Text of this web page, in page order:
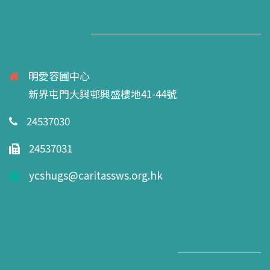
明愛容圃中心
新界屯門大興邨興盛樓地41-44號
24537030
24537031
ycshugs@caritassws.org.hk